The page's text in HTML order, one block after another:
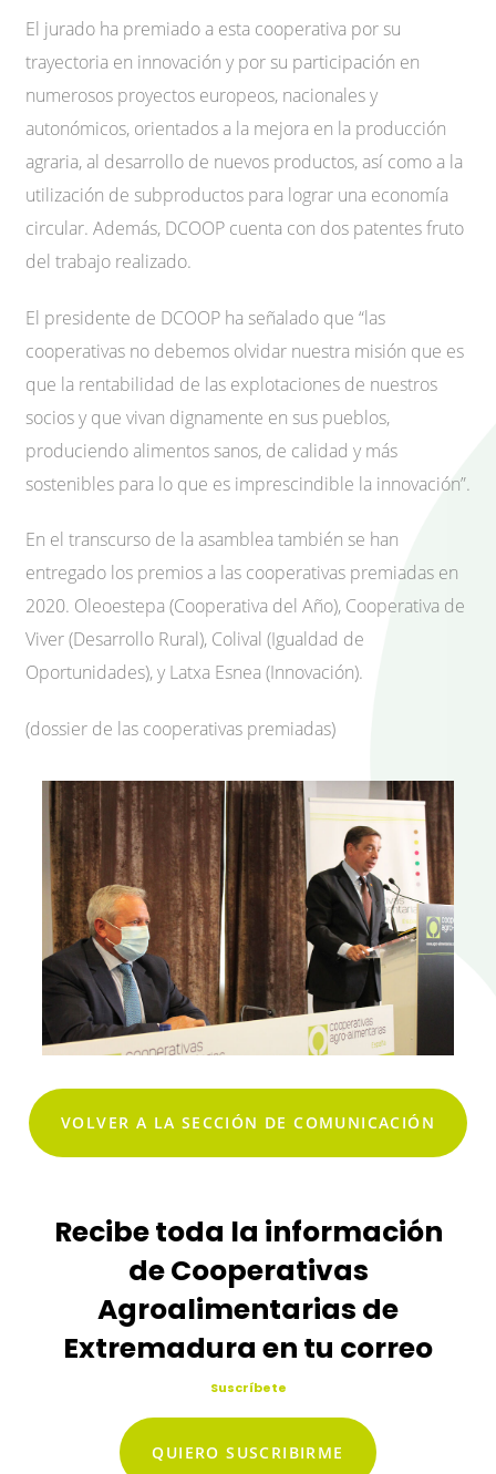
El jurado ha premiado a esta cooperativa por su
trayectoria en innovación y por su participación en
numerosos proyectos europeos, nacionales y
autonómicos, orientados a la mejora en la producción
agraria, al desarrollo de nuevos productos, así como a la
utilización de subproductos para lograr una economía
circular. Además, DCOOP cuenta con dos patentes fruto
del trabajo realizado.
El presidente de DCOOP ha señalado que “las
cooperativas no debemos olvidar nuestra misión que es
que la rentabilidad de las explotaciones de nuestros
socios y que vivan dignamente en sus pueblos,
produciendo alimentos sanos, de calidad y más
sostenibles para lo que es imprescindible la innovación”.
En el transcurso de la asamblea también se han
entregado los premios a las cooperativas premiadas en
2020. Oleoestepa (Cooperativa del Año), Cooperativa de
Viver (Desarrollo Rural), Colival (Igualdad de
Oportunidades), y Latxa Esnea (Innovación).
(dossier de las cooperativas premiadas)
VOLVER A LA SECCIÓN DE COMUNICACIÓN
Recibe toda la información
de Cooperativas
Agroalimentarias de
Extremadura en tu correo
Suscríbete
QUIERO SUSCRIBIRME